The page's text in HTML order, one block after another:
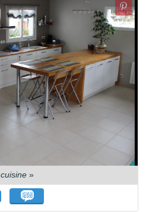
cuisine»